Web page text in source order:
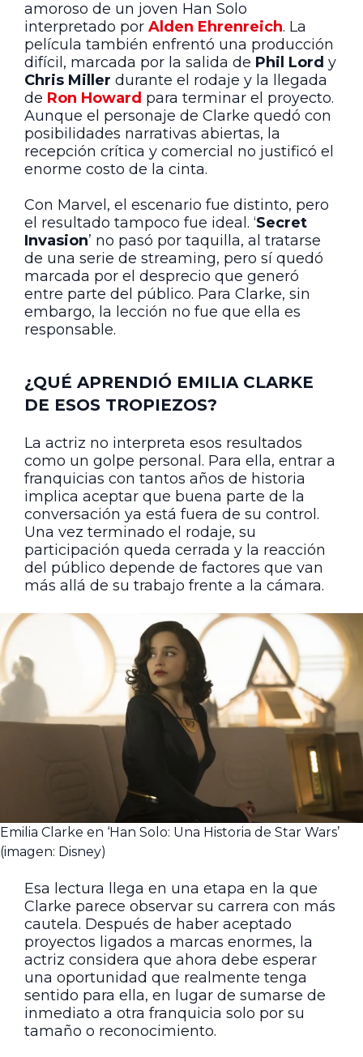
amoroso de un joven Han Solo
interpretado por Alden Ehrenreich. La
película también enfrentó una producción
difícil, marcada por la salida de Phil Lord y
Chris Miller durante el rodaje y la llegada
de Ron Howard para terminar el proyecto.
Aunque el personaje de Clarke quedó con
posibilidades narrativas abiertas, la
recepción crítica y comercial no justificó el
enorme costo de la cinta.
Con Marvel, el escenario fue distinto, pero
el resultado tampoco fue ideal. ‘Secret
Invasion’ no pasó por taquilla, al tratarse
de una serie de streaming, pero sí quedó
marcada por el desprecio que generó
entre parte del público. Para Clarke, sin
embargo, la lección no fue que ella es
responsable.
¿QUÉ APRENDIÓ EMILIA CLARKE
DE ESOS TROPIEZOS?
La actriz no interpreta esos resultados
como un golpe personal. Para ella, entrar a
franquicias con tantos años de historia
implica aceptar que buena parte de la
conversación ya está fuera de su control.
Una vez terminado el rodaje, su
participación queda cerrada y la reacción
del público depende de factores que van
más allá de su trabajo frente a la cámara.
Emilia Clarke en ‘Han Solo: Una Historia de Star Wars’
(imagen: Disney)
Esa lectura llega en una etapa en la que
Clarke parece observar su carrera con más
cautela. Después de haber aceptado
proyectos ligados a marcas enormes, la
actriz considera que ahora debe esperar
una oportunidad que realmente tenga
sentido para ella, en lugar de sumarse de
inmediato a otra franquicia solo por su
tamaño o reconocimiento.